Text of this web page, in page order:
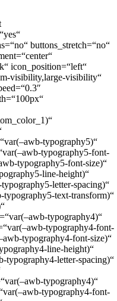
buttons_stretch=“no“
icon_position=“left“
visibility,large-visibility“
typography5)“
typography5-font-
typography5-font-size)“
line-height)“
letter-spacing)“
text-transform)“
typography4)“
typography4-font-
typography4-font-size)“
line-height)“
typography4-letter-spacing)“
typography4)“
typography4-font-